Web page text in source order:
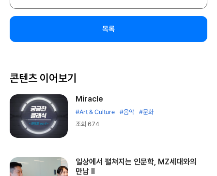
목록
콘텐츠 이어보기
Miracle
#Art & Culture #음악
#문화
조회 674
일상에서 펼쳐지는 인문학, MZ세대와의
만남 Ⅱ